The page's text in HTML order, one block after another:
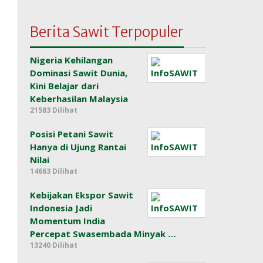
Berita Sawit Terpopuler
Nigeria Kehilangan
Dominasi Sawit Dunia,
Kini Belajar dari
Keberhasilan Malaysia
21583 Dilihat
Posisi Petani Sawit
Hanya di Ujung Rantai
Nilai
14663 Dilihat
Kebijakan Ekspor Sawit
Indonesia Jadi
Momentum India
Percepat Swasembada Minyak …
13240 Dilihat